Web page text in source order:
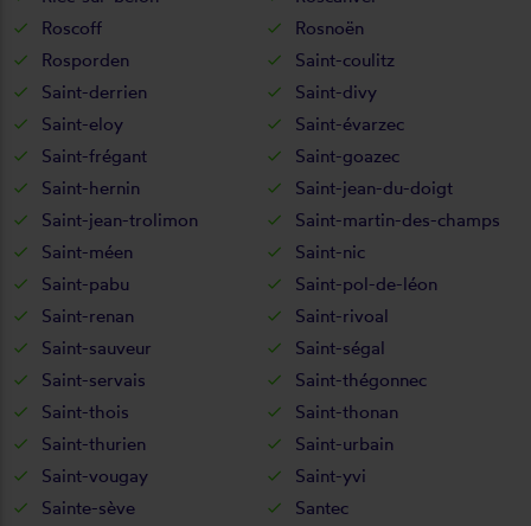
Roscoff
Rosnoën
Rosporden
Saint-coulitz
Saint-derrien
Saint-divy
Saint-eloy
Saint-évarzec
Saint-frégant
Saint-goazec
Saint-hernin
Saint-jean-du-doigt
Saint-jean-trolimon
Saint-martin-des-champs
Saint-méen
Saint-nic
Saint-pabu
Saint-pol-de-léon
Saint-renan
Saint-rivoal
Saint-sauveur
Saint-ségal
Saint-servais
Saint-thégonnec
Saint-thois
Saint-thonan
Saint-thurien
Saint-urbain
Saint-vougay
Saint-yvi
Sainte-sève
Santec